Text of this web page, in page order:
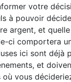
votre
à pouvoir
argent, et
ci comportera
ici sont déjà
et
où vous